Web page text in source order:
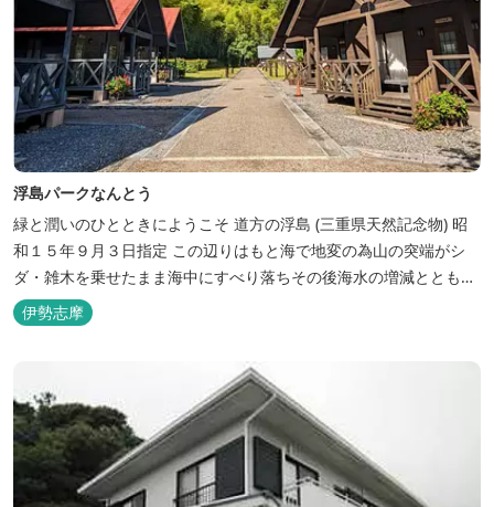
浮島パークなんとう
緑と潤いのひとときにようこそ ​道方の浮島 (三重県天然記念物) 昭
和１５年９月３日指定 この辺りはもと海で地変の為山の突端がシ
ダ・雑木を乗せたまま海中にすべり落ちその後海水の増減とともに
浮き沈みするようになったと伝えられています。 周辺は浮島を廻る
散策路が設けられ、また海岸線が一望できる展望塔へと続く遊歩道
もあり自然と親しむ見どころがあります。 ご家族連れで気軽にご利
伊勢志摩